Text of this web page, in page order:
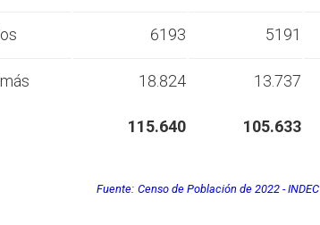
6193 5191
18.824 13.737
115.640 105.633
Fuente: Censo de Población de 2022 - INDEC